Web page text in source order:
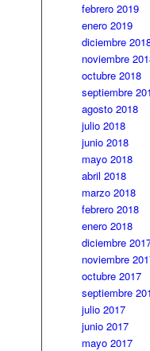
febrero 2019
enero 2019
diciembre
noviembre
octubre 2018
septiembre
agosto 2018
julio 2018
junio 2018
mayo 2018
abril 2018
marzo 2018
febrero 2018
enero 2018
diciembre
noviembre
octubre 2017
septiembre
julio 2017
junio 2017
mayo 2017